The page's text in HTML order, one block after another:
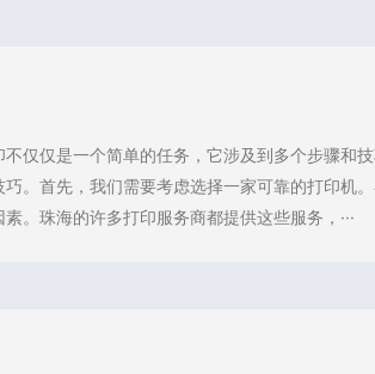
仅仅是一个简单的任务，它涉及到多个步骤和
。首先，我们需要考虑选择一家可靠的打印机。
。珠海的许多打印服务商都提供这些服务，···